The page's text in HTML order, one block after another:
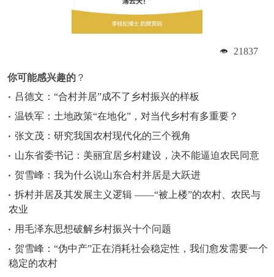
21837
你可能感兴趣的 ？
吕德文：“合村并居”成不了乡村振兴的样板
温铁军：土地政策“在地化”，对当代乡村有多重要？
张文茂：研究我国农村现代化的三个视角
山东省委书记：美丽宜居乡村建设，决不能逼迫农民同意
贺雪峰：我为什么说山东合村并居是大跃进
拆村并居及其发展主义逻辑 ——“被上楼”的农村、农民与
农业
用毛泽东思想破解乡村振兴十个问题
贺雪峰：“伪中产”正在消耗社会稳定性，我们愈发需要一个
稳定的农村